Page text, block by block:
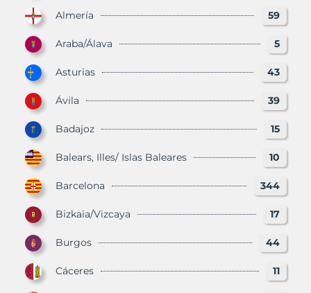
Almería 59
Araba/Álava 5
Asturias 43
Ávila 39
Badajoz 15
Balears, Illes/ Islas Baleares 10
Barcelona 344
Bizkaia/Vizcaya 17
Burgos 44
Cáceres 11